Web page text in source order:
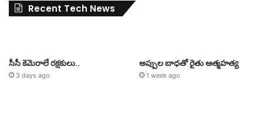
Recent Tech News
సీసీ కెమెరాలే రక్షకులు..
3 days ago
అప్పుల బాధతో రైతు ఆత్మహత్య
1 week ago